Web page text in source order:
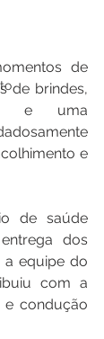
de
de brindes,
e uma
e
de saúde
dos
a equipe do
com a
e condução